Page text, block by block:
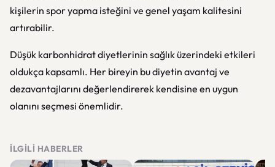
kişilerin spor yapma isteğini ve genel yaşam kalitesini
artırabilir.
Düşük karbonhidrat diyetlerinin sağlık üzerindeki etkileri
oldukça kapsamlı. Her bireyin bu diyetin avantaj ve
dezavantajlarını değerlendirerek kendisine en uygun
olanını seçmesi önemlidir.
İLGILI HABERLER